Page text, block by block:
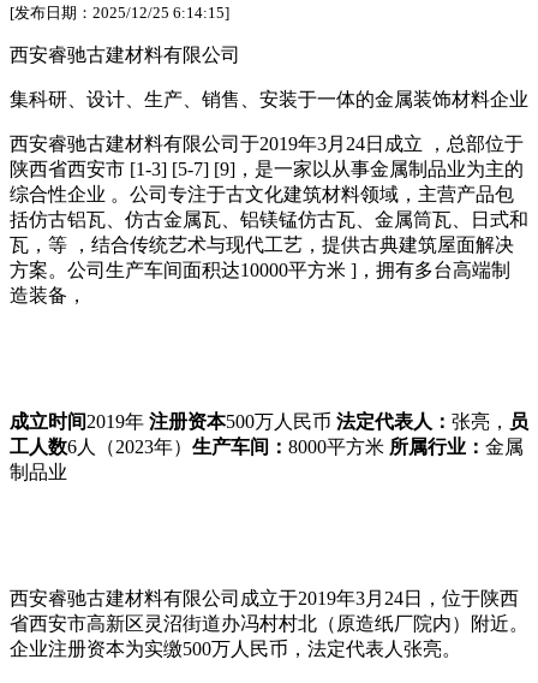
[发布日期：2025/12/25 6:14:15]
西安睿驰古建材料有限公司
集科研、设计、生产、销售、安装于一体的金属装饰材料企业
西安睿驰古建材料有限公司 于2019年3月24日成立
，总部位于
陕西省西安市 [1-3] [5-7] [9] ，是一家以从事金属制品业为主的
综合性企业 。公司专注于古文化建筑材料领域，主营产品包
括仿古铝瓦、仿古金属瓦、铝镁锰仿古瓦、金属筒瓦、日式和
瓦， 等
，结合传统艺术与现代工艺，提供古典建筑屋面解决
方案。公司生产车间面积达10000平方米 ] ，拥有多台高端制
造装备，
成立时间2019年 注册资本500万人民币 法定代表人 ： 张亮， 员
工人数6人（2023年） 生产车间 ： 8000平方米 所属行业 ： 金属
制品业
西安睿驰古建材料有限公司 成立于2019年3月 24日
，位于陕西
省西安市高新区灵沼街道办冯村村北（原造纸厂院内）附近。
企业注册资本为实缴500万人民币，法定代表人张亮。